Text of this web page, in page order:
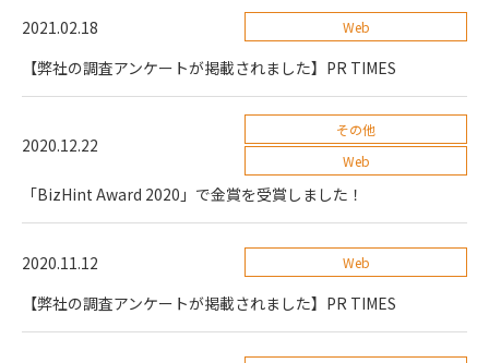
2021.02.18 Web
【弊社の調査アンケートが掲載されました】PR TIMES
2020.12.22
その他
Web
「BizHint Award 2020」で金賞を受賞しました！
2020.11.12 Web
【弊社の調査アンケートが掲載されました】PR TIMES